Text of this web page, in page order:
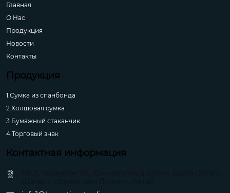
Главная
О Hас
Продукция
Новости
Контакты
Продукция
1.Сумка из спанбонда
2.Холщовая сумка
3.Бумажный стаканчик
4.Торговый знак
Контактная информация